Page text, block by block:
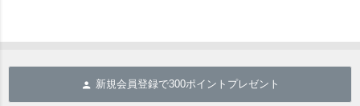
新規会員登録で300ポイントプレゼント